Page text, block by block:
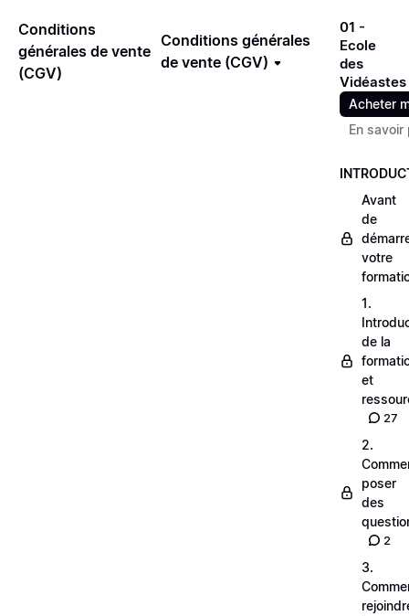
Conditions
générales de vente
(CGV)
Conditions générales
de vente (CGV)
01 -
Ecole
des
Vidéastes
Acheter
En savoir
Avant
de
votre
1.
de la
et
27
2.
poser
des
2
3.